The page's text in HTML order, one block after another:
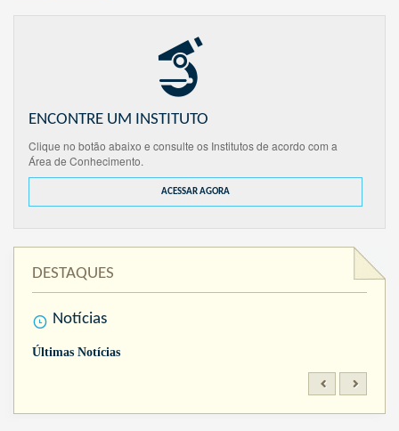
ENCONTRE UM INSTITUTO
Clique no botão abaixo e consulte os Institutos de acordo com a
Área de Conhecimento.
ACESSAR AGORA
DESTAQUES
Notícias
Últimas Notícias